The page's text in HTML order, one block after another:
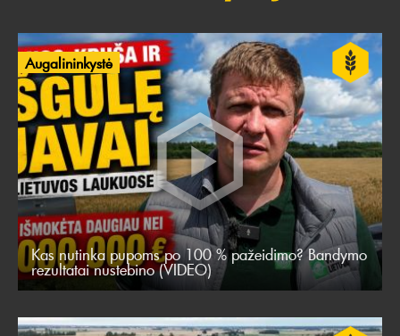
Augalininkystė
Kas nutinka pupoms po 100 % pažeidimo? Bandymo
rezultatai nustebino (VIDEO)